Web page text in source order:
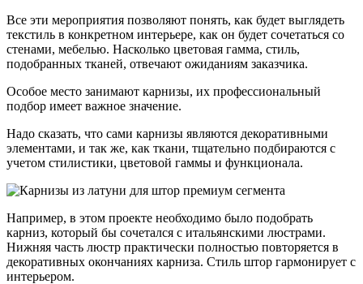
Все эти мероприятия позволяют понять, как будет выглядеть
текстиль в конкретном интерьере, как он будет сочетаться со
стенами, мебелью. Насколько цветовая гамма, стиль,
подобранных тканей, отвечают ожиданиям заказчика.
Особое место занимают карнизы, их профессиональный
подбор имеет важное значение.
Надо сказать, что сами карнизы являются декоративными
элементами, и так же, как ткани, тщательно подбираются с
учетом стилистики, цветовой гаммы и функционала.
Например, в этом проекте необходимо было подобрать
карниз, который бы сочетался с итальянскими люстрами.
Нижняя часть люстр практически полностью повторяется в
декоративных окончаниях карниза. Стиль штор гармонирует с
интерьером.